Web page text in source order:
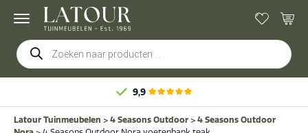
Producten
zoeken
Latour Tuinmeubelen > 4 Seasons Outdoor > 4 Seasons Outdoor